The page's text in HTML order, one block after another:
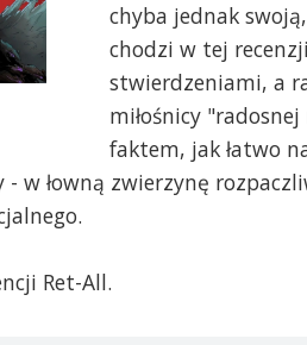
chyba jednak
chodzi w tej
stwierdzeniami, a
miłośnicy
faktem, jak łatwo
w łowną zwierzynę
Ret-All.